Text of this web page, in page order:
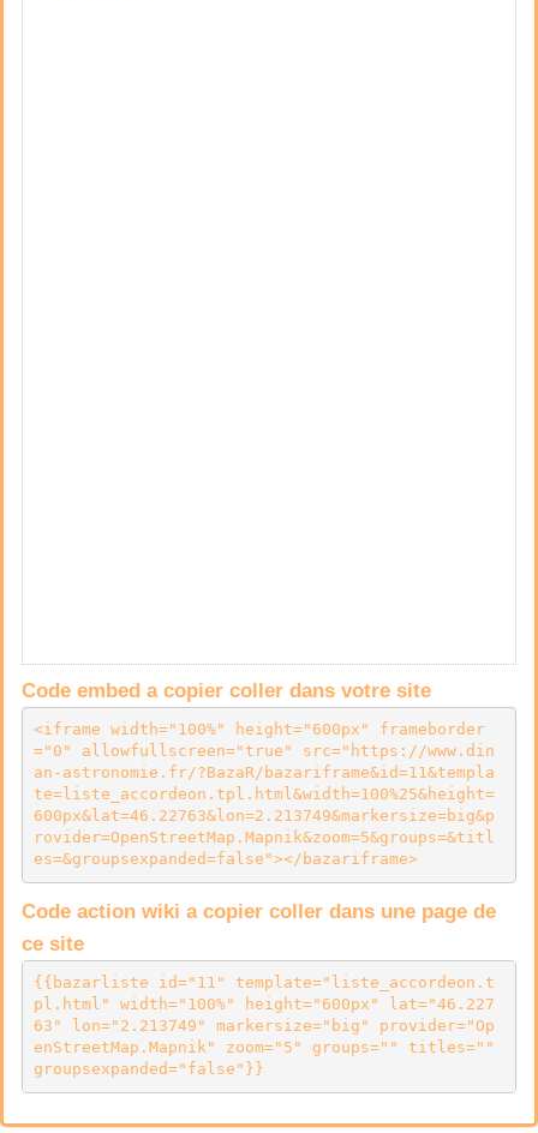
Code embed a copier coller dans votre site
<iframe width="100%" height="600px" frameborder
="0" allowfullscreen="true" src="https://www.din
an-astronomie.fr/?BazaR/bazariframe&id=11&templa
te=liste_accordeon.tpl.html&width=100%25&height=
600px&lat=46.22763&lon=2.213749&markersize=big&p
rovider=OpenStreetMap.Mapnik&zoom=5&groups=&titl
es=&groupsexpanded=false"></bazariframe>
Code action wiki a copier coller dans une page de
ce site
{{bazarliste id="11" template="liste_accordeon.t
pl.html" width="100%" height="600px" lat="46.227
63" lon="2.213749" markersize="big" provider="Op
enStreetMap.Mapnik" zoom="5" groups="" titles=""
groupsexpanded="false"}}